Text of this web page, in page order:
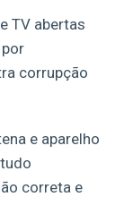
TV abertas
corrupção
e aparelho
correta e